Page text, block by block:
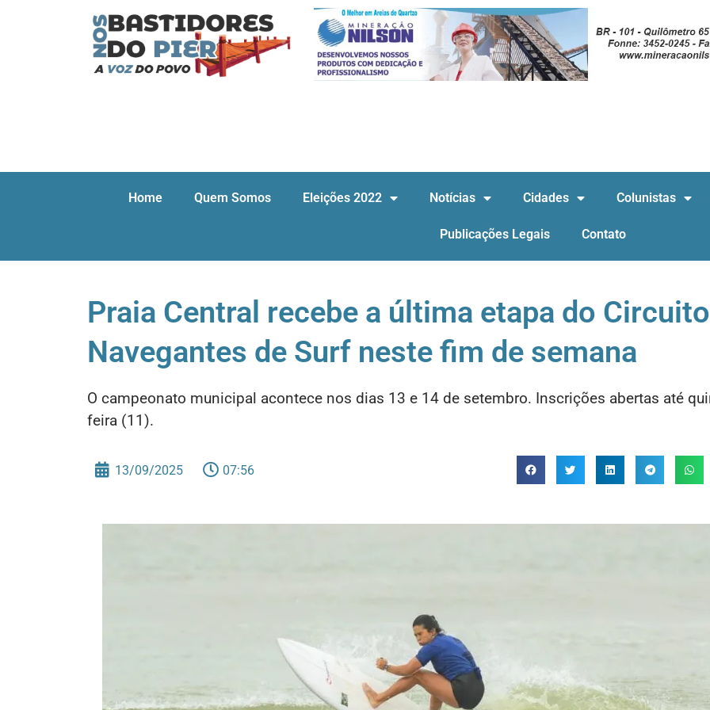
Home Quem Somos Eleições 2022 Notícias Cidades Colunistas
Publicações Legais Contato
Praia Central recebe a última etapa do Circuito
Navegantes de Surf neste fim de semana
O campeonato municipal acontece nos dias 13 e 14 de setembro. Inscrições abertas até
feira (11).
13/09/2025 07:56